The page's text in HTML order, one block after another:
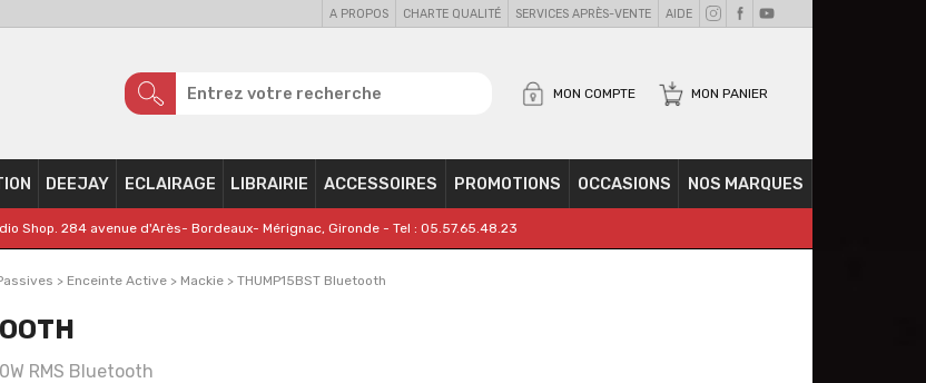
A PROPOS CHARTE QUALITÉ SERVICES APRÈS-VENTE AIDE
MON PANIER
MON COMPTE
DEEJAY ECLAIRAGE LIBRAIRIE ACCESSOIRES PROMOTIONS OCCASIONS NOS MARQUES
Shop. 284 avenue d'Arès- Bordeaux- Mérignac, Gironde - Tel : 05.57.65.48.23
> Enceinte Active > Mackie > THUMP15BST Bluetooth
RMS Bluetooth